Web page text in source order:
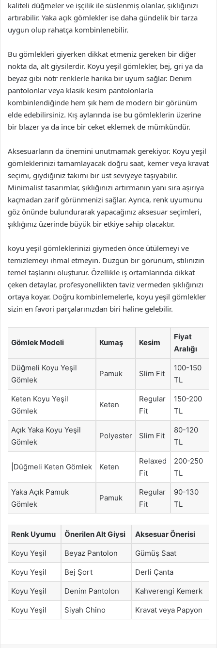
kaliteli düğmeler ve işçilik ile süslenmiş olanlar, şıklığınızı
artırabilir. Yaka açık gömlekler ise daha gündelik bir tarza
uygun olup rahatça kombinlenebilir.
Bu gömlekleri giyerken dikkat etmeniz gereken bir diğer
nokta da, alt giysilerdir. Koyu yeşil gömlekler, bej, gri ya da
beyaz gibi nötr renklerle harika bir uyum sağlar. Denim
pantolonlar veya klasik kesim pantolonlarla
kombinlendiğinde hem şık hem de modern bir görünüm
elde edebilirsiniz. Kış aylarında ise bu gömleklerin üzerine
bir blazer ya da ince bir ceket eklemek de mümkündür.
Aksesuarların da önemini unutmamak gerekiyor. Koyu yeşil
gömleklerinizi tamamlayacak doğru saat, kemer veya kravat
seçimi, giydiğiniz takımı bir üst seviyeye taşıyabilir.
Minimalist tasarımlar, şıklığınızı artırmanın yanı sıra aşırıya
kaçmadan zarif görünmenizi sağlar. Ayrıca, renk uyumunu
göz önünde bulundurarak yapacağınız aksesuar seçimleri,
şıklığınız üzerinde büyük bir etkiye sahip olacaktır.
koyu yeşil gömleklerinizi giymeden önce ütülemeyi ve
temizlemeyi ihmal etmeyin. Düzgün bir görünüm, stilinizin
temel taşlarını oluşturur. Özellikle iş ortamlarında dikkat
çeken detaylar, profesyonellikten taviz vermeden şıklığınızı
ortaya koyar. Doğru kombinlemelerle, koyu yeşil gömlekler
sizin en favori parçalarınızdan biri haline gelebilir.
Gömlek Modeli Kumaş Kesim
Fiyat
Aralığı
Düğmeli Koyu Yeşil
Gömlek
Pamuk Slim Fit
100-150
TL
Keten Koyu Yeşil
Gömlek
Keten
Regular
Fit
150-200
TL
Açık Yaka Koyu Yeşil
Gömlek
Polyester Slim Fit
80-120
TL
|Düğmeli Keten Gömlek Keten
Relaxed
Fit
200-250
TL
Yaka Açık Pamuk
Gömlek
Pamuk
Regular
Fit
90-130
TL
Renk Uyumu Önerilen Alt Giysi Aksesuar Önerisi
Koyu Yeşil Beyaz Pantolon Gümüş Saat
Koyu Yeşil Bej Şort Derli Çanta
Koyu Yeşil Denim Pantolon Kahverengi Kemerk
Koyu Yeşil Siyah Chino Kravat veya Papyon